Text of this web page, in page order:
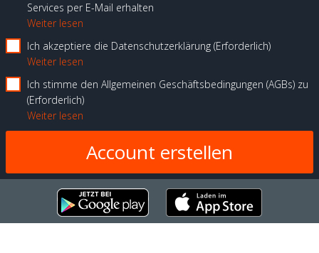
Services per E-Mail erhalten
Weiter lesen
Ich akzeptiere die Datenschutzerklärung Erforderlich
Weiter lesen
Ich stimme den Allgemeinen Geschäftsbedingungen (AGBs) zu
Erforderlich
Weiter lesen